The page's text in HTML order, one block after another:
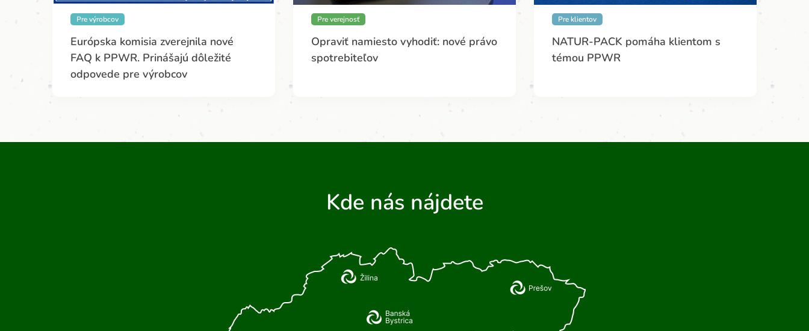
Pre výrobcov
Európska komisia zverejnila nové
FAQ k PPWR. Prinášajú dôležité
odpovede pre výrobcov
Pre verejnosť
Opraviť namiesto vyhodiť: nové právo
spotrebiteľov
Pre klientov
NATUR-PACK pomáha klientom s
témou PPWR
Kde nás nájdete